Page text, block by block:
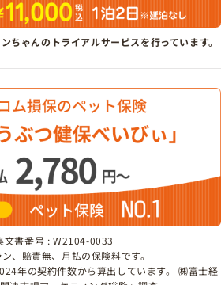
ちゃんのトライアルサービスを行っています。
書番号 : W2104-0033
、賠責無、月払の保険料です。
年の契約件数から算出しています。 ㈱富士経